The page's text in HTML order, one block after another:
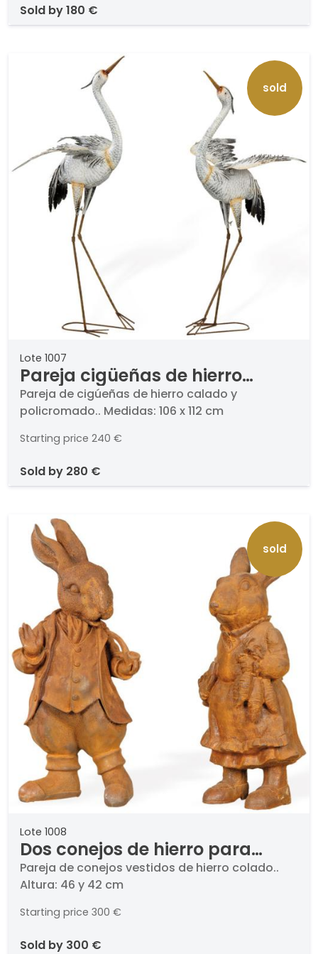
sold by180 €
sold
Lote 1007
Pareja cigüeñas de hierro
colado para jardín
Pareja de cigúeñas de hierro calado y
policromado.. Medidas: 106 x 112 cm
Starting price 240 €
sold by 280 €
sold
Lote 1008
Dos conejos de hierro para
jardín
Pareja de conejos vestidos de hierro colado..
Altura: 46 y 42 cm
Starting price 300 €
sold by 300 €